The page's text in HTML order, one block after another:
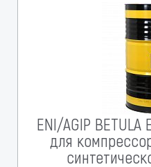
ENI/AGIP BETULA
для